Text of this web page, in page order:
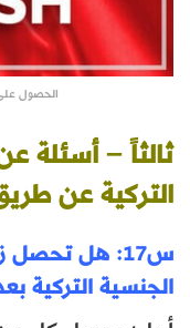
الحصول
ثالثاً – أسئلة
التركية عن
س17: هل
الجنسية التركية